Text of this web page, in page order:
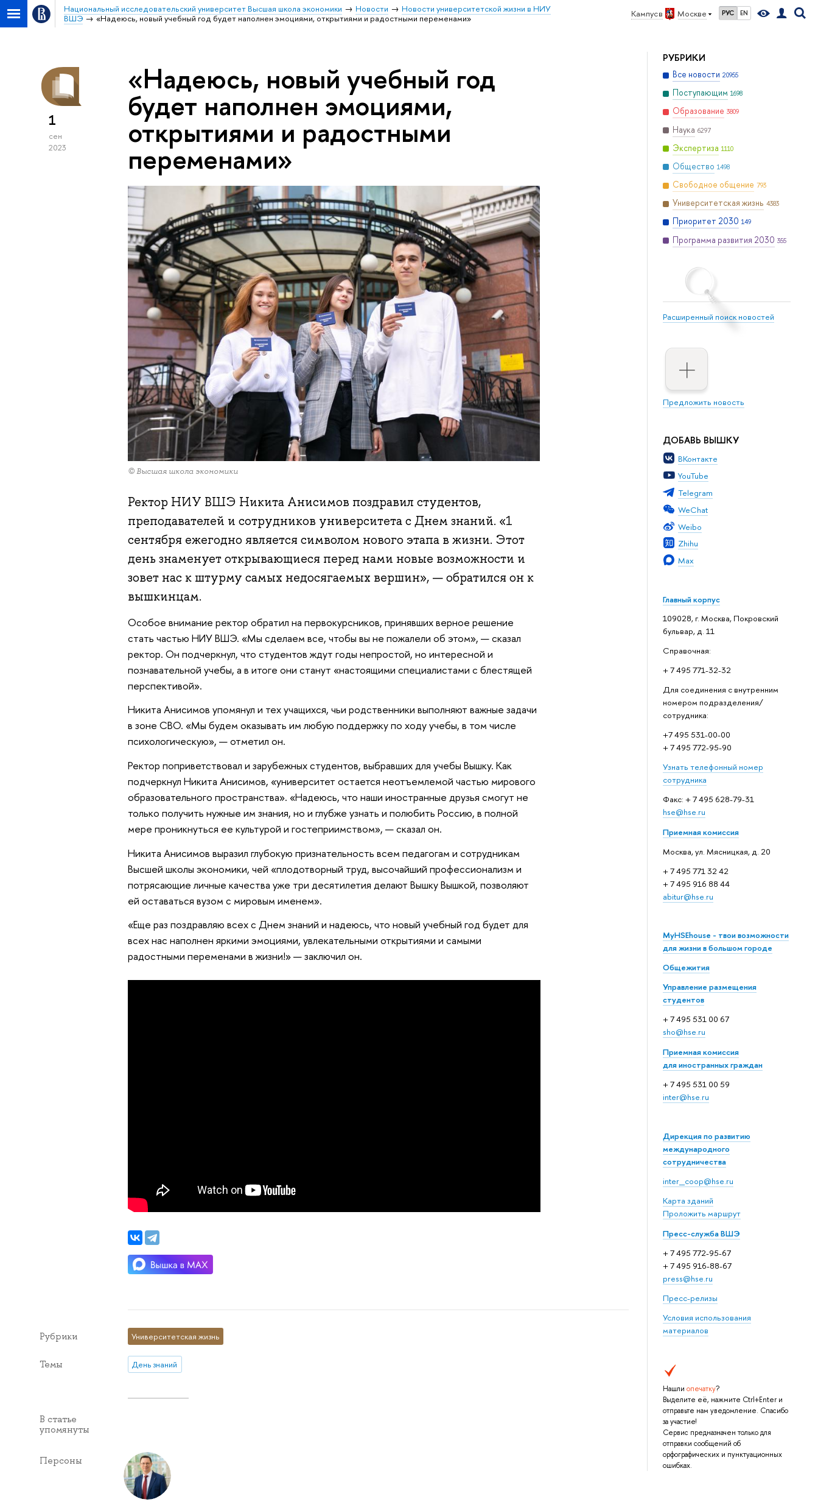
Кампус в Москве РУС EN
Национальный исследовательский университет Высшая школа экономики Новости
Новости университетской жизни в НИУ
ВШЭ
«Надеюсь, новый учебный год будет наполнен эмоциями, открытиями и радостными переменами»
РУБРИКИ
Все новости 20955
Поступающим 1698
Образование 3809
Наука 6297
Экспертиза 1110
Общество 1498
Свободное общение 793
Университетская жизнь 4383
Приоритет 2030 149
Программа развития 2030 355
Расширенный поиск новостей
Предложить новость
ДОБАВЬ ВЫШКУ
ВКонтакте
YouTube
Telegram
WeChat
Weibo
Zhihu
Max
Главный корпус
109028, г. Москва, Покровский
бульвар, д. 11
Справочная:
+ 7 495 771-32-32
Для соединения с внутренним
номером подразделения/
сотрудника:
+7 495 531-00-00
+ 7 495 772-95-90
Узнать телефонный номер
сотрудника
Факс: + 7 495 628-79-31
hse@hse.ru
Приемная комиссия
Москва, ул. Мясницкая, д. 20
+ 7 495 771 32 42
+ 7 495 916 88 44
abitur@hse.ru
MyHSEhouse - твои возможности
для жизни в большом городе
Общежития
Управление размещения
студентов
+ 7 495 531 00 67
sho@hse.ru
Приемная комиссия
для иностранных граждан
+ 7 495 531 00 59
inter@hse.ru
Дирекция по развитию
международного
сотрудничества
inter_coop@hse.ru
Карта зданий
Проложить маршрут
Пресс-служба ВШЭ
+ 7 495 772-95-67
+ 7 495 916-88-67
press@hse.ru
Пресс-релизы
Условия использования
материалов
Нашли опечатку?
Выделите её, нажмите Ctrl+Enter и
отправьте нам уведомление. Спасибо
за участие!
Сервис предназначен только для
отправки сообщений об
орфографических и пунктуационных
ошибках.
1
сен
2023
«Надеюсь, новый учебный год
будет наполнен эмоциями,
открытиями и радостными
переменами»
© Высшая школа экономики
Ректор НИУ ВШЭ Никита Анисимов поздравил студентов,
преподавателей и сотрудников университета с Днем знаний. «1
сентября ежегодно является символом нового этапа в жизни. Этот
день знаменует открывающиеся перед нами новые возможности и
зовет нас к штурму самых недосягаемых вершин», — обратился он к
вышкинцам.
Особое внимание ректор обратил на первокурсников, принявших верное решение
стать частью НИУ ВШЭ. «Мы сделаем все, чтобы вы не пожалели об этом», — сказал
ректор. Он подчеркнул, что студентов ждут годы непростой, но интересной и
познавательной учебы, а в итоге они станут «настоящими специалистами с блестящей
перспективой».
Никита Анисимов упомянул и тех учащихся, чьи родственники выполняют важные задачи
в зоне СВО. «Мы будем оказывать им любую поддержку по ходу учебы, в том числе
психологическую», — отметил он.
Ректор поприветствовал и зарубежных студентов, выбравших для учебы Вышку. Как
подчеркнул Никита Анисимов, «университет остается неотъемлемой частью мирового
образовательного пространства». «Надеюсь, что наши иностранные друзья смогут не
только получить нужные им знания, но и глубже узнать и полюбить Россию, в полной
мере проникнуться ее культурой и гостеприимством», — сказал он.
Никита Анисимов выразил глубокую признательность всем педагогам и сотрудникам
Высшей школы экономики, чей «плодотворный труд, высочайший профессионализм и
потрясающие личные качества уже три десятилетия делают Вышку Вышкой, позволяют
ей оставаться вузом с мировым именем».
«Еще раз поздравляю всех с Днем знаний и надеюсь, что новый учебный год будет для
всех нас наполнен яркими эмоциями, увлекательными открытиями и самыми
радостными переменами в жизни!» — заключил он.
Рубрики Университетская жизнь
Темы День знаний
В статье
упомянуты
Персоны